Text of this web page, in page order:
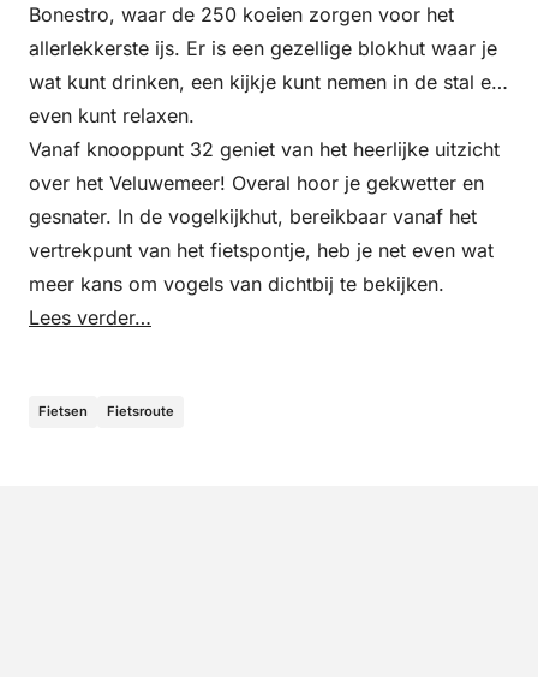
Bonestro, waar de 250 koeien zorgen voor het
allerlekkerste ijs. Er is een gezellige blokhut waar je
wat kunt drinken, een kijkje kunt nemen in de stal en
even kunt relaxen.
Vanaf knooppunt 32 geniet van het heerlijke uitzicht
over het Veluwemeer! Overal hoor je gekwetter en
gesnater. In de vogelkijkhut, bereikbaar vanaf het
vertrekpunt van het fietspontje, heb je net even wat
meer kans om vogels van dichtbij te bekijken.
Lees verder…
Fietsen Fietsroute